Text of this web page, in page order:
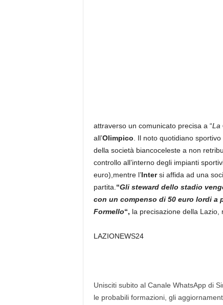
attraverso un comunicato precisa a “La
all’Olimpico
Il noto quotidiano sportivo
della società biancoceleste a non
controllo all’interno degli impianti
euro),mentre l’Intersi affida ad una
partita. “Gli steward dello stadio
con un compenso di 50 euro lordi a
Formello“, la precisazione della Lazio,
LAZIONEWS24
Unisciti subito al Canale WhatsApp di
le probabili formazioni, gli